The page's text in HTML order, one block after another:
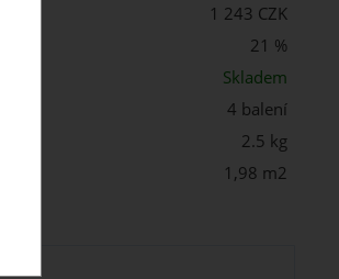
1 243 CZK
21 %
Skladem
4 balení
2.5 kg
1,98 m2